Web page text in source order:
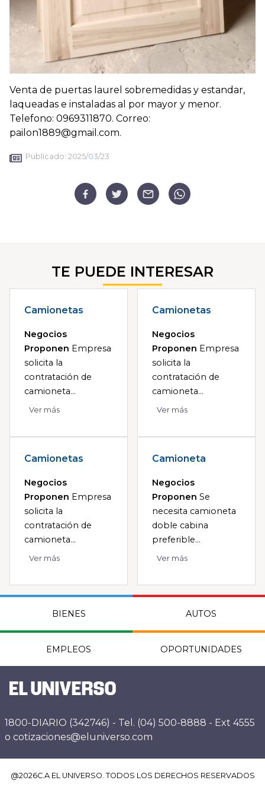
Venta de puertas laurel sobremedidas y estandar,
laqueadas e instaladas al por mayor y menor.
Telefono: 0969311870. Correo:
pailon1889@gmail.com.
Publicado: 2025/03/23
TE PUEDE INTERESAR
Camionetas
Negocios
Proponen Empresa
solicita la
contratación de
camioneta...
Ver más
Camionetas
Negocios
Proponen Empresa
solicita la
contratación de
camioneta...
Ver más
Camionetas
Negocios
Proponen Empresa
solicita la
contratación de
camioneta...
Ver más
Camioneta
Negocios
Proponen Se
necesita camioneta
doble cabina
preferible...
Ver más
BIENES AUTOS
EMPLEOS OPORTUNIDADES
1800-DIARIO (342746) - Tel. (04) 500-8888 - Ext 4555
o cotizaciones@eluniverso.com
@2026C.A EL UNIVERSO. TODOS LOS DERECHOS RESERVADOS